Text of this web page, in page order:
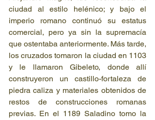
ciudad al estilo helénico; y bajo el
imperio romano continuó su estatus
comercial, pero ya sin la supremacía
que ostentaba anteriormente. Más tarde,
los cruzados tomaron la ciudad en 1103
y le llamaron Gibeleto, donde allí
construyeron un castillo-fortaleza de
piedra caliza y materiales obtenidos de
restos de construcciones romanas
previas. En el 1189 Saladino tomo la